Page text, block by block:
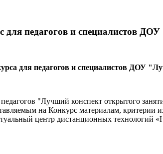
педагогов и специалистов
для педагогов и специалистов ДОУ
"Лучший конспект открытого
на Конкурс материалам, критерии
центр дистанционных технологий